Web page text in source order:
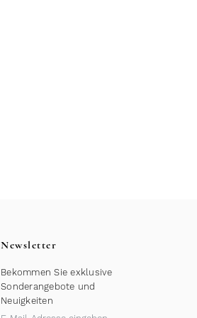
Newsletter
Bekommen Sie exklusive
Sonderangebote und
Neuigkeiten